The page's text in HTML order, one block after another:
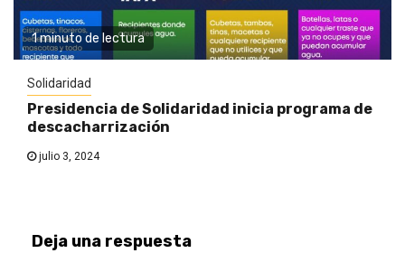
1 minuto de lectura
Solidaridad
Presidencia de Solidaridad inicia programa de
descacharrización
julio 3, 2024
Deja una respuesta